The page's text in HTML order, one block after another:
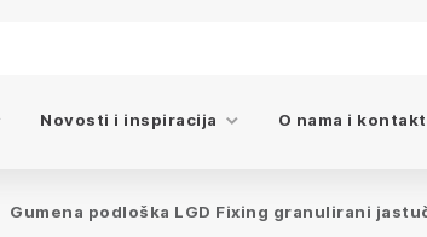
Novosti i inspiracija O nama i kontakt
Gumena podloška LGD Fixing granulirani